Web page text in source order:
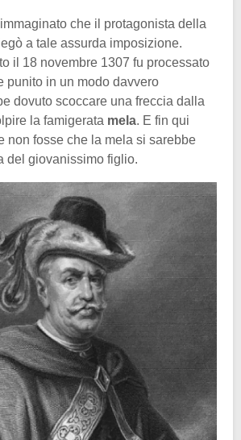
che il protagonista della
a tale assurda imposizione.
il 18 novembre 1307 fu processato
punito in un modo davvero
dovuto scoccare una freccia dalla
la famigerata mela. E fin qui
non fosse che la mela si sarebbe
del giovanissimo figlio.